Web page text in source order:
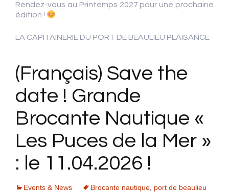
Rendez-vous au Printemps 2027 pour une prochaine
édition !
LA CAPITAINERIE DU PORT DE BEAULIEU PLAISANCE
(Français) Save the
date ! Grande
Brocante Nautique «
Les Puces de la Mer »
: le 11.04.2026 !
Events & News Brocante nautique port de beaulieu